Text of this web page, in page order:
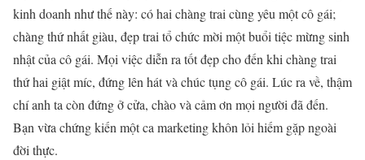
kinh doanh như thế này: có hai chàng trai cùng yêu một cô gái;
chàng thứ nhất giàu, đẹp trai tổ chức mời một buổi tiệc mừng sinh
nhật của cô gái. Mọi việc diễn ra tốt đẹp cho đến khi chàng trai
thứ hai giật míc, đứng lên hát và chúc tụng cô gái. Lúc ra về, thậm
chí anh ta còn đứng ở cửa, chào và cảm ơn mọi người đã đến.
Bạn vừa chứng kiến một ca marketing khôn lỏi hiếm gặp ngoài
đời thực.